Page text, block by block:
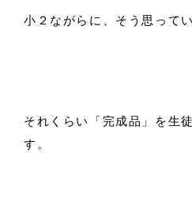
小２ながらに、そう思って
それくらい「完成品」を生
す。